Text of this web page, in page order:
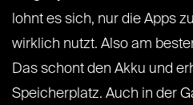
lohnt es sich, nur die Apps
wirklich nutzt. Also am
Das schont den Akku und
Speicherplatz. Auch in der